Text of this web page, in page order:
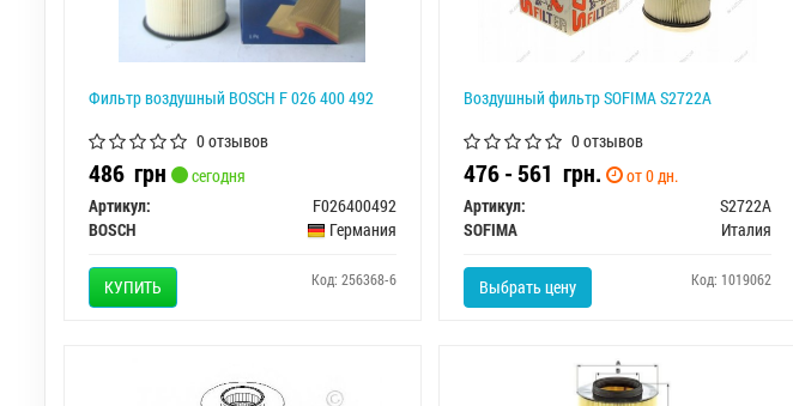
Фильтр воздушный BOSCH F 026 400 492
0 отзывов
486 грн
сегодня
Артикул:
F026400492
BOSCH
Германия
КУПИТЬ Код: 256368-6
Воздушный фильтр SOFIMA S2722A
0 отзывов
476 - 561 грн.
от 0 дн.
Артикул:
S2722A
SOFIMA
Италия
Выбрать цену Код: 1019062